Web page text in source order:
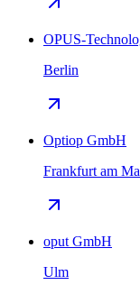
OPUS-
Berlin
Optiop GmbH
Frankfurt am
oput GmbH
Ulm